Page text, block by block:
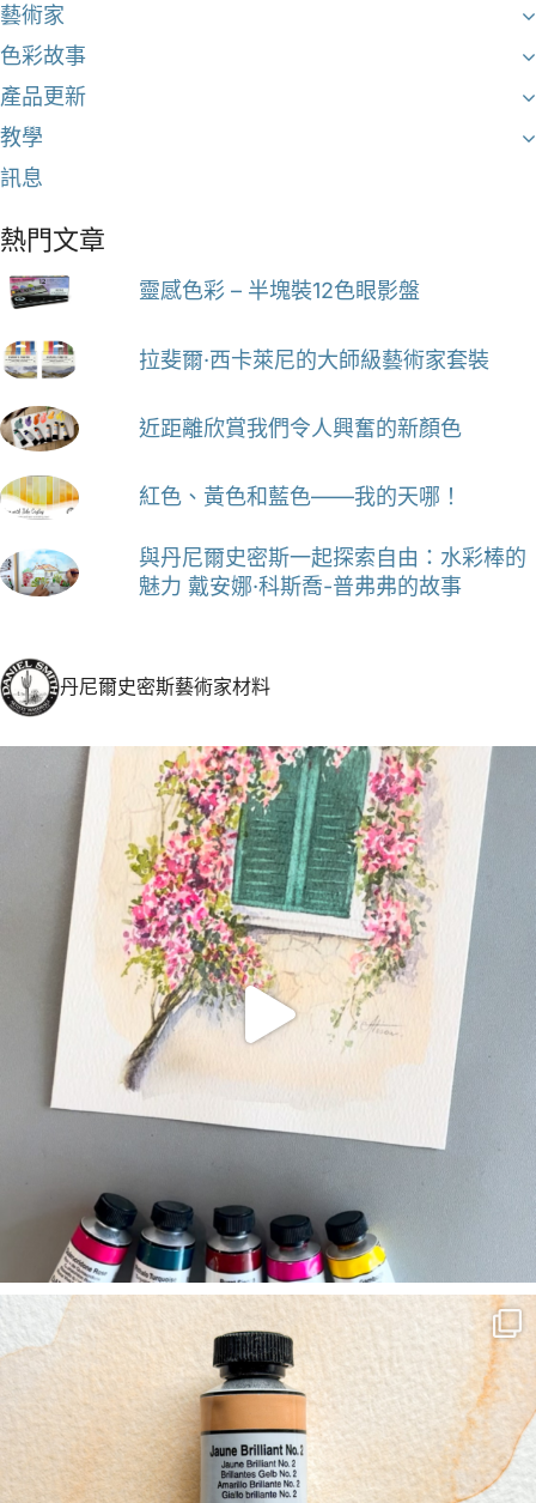
藝術家
色彩故事
產品更新
教學
訊息
熱門文章
靈感色彩 – 半塊裝12色眼影盤
拉斐爾·西卡萊尼的大師級藝術家套裝
近距離欣賞我們令人興奮的新顏色
紅色、黃色和藍色——我的天哪！
與丹尼爾史密斯一起探索自由：水彩棒的
魅力 戴安娜·科斯喬-普弗弗的故事
丹尼爾史密斯藝術家材料